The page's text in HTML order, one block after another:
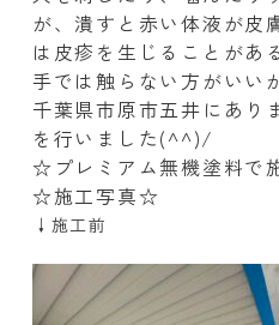
が、潰すと赤い体液が皮
は皮疹を生じることがあ
手では触らない方がいい
千葉県市原市五井にあり
を行いました(^^)/
☆プレミアム無機塗料で
☆施工写真☆
↓施工前